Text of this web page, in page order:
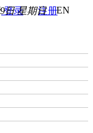
登录 注册EN
日 星期日